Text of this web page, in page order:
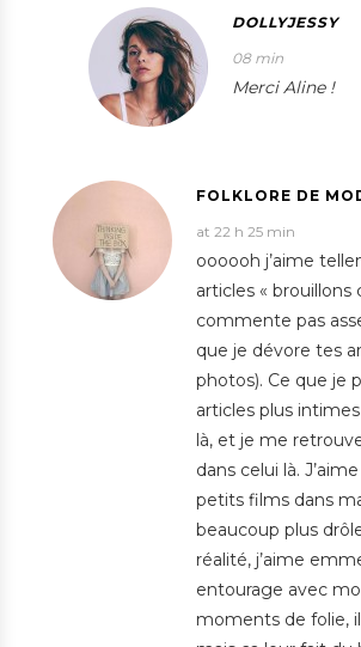
DOLLYJESSY
08 min
Merci Aline !
FOLKLORE DE
at 22 h 25 min
oooooh j’aime
articles « brouillons
commente pas
que je dévore tes
photos). Ce que je
articles plus
là, et je me
dans celui là.
petits films dans
beaucoup plus
réalité, j’aime
entourage avec
moments de folie,